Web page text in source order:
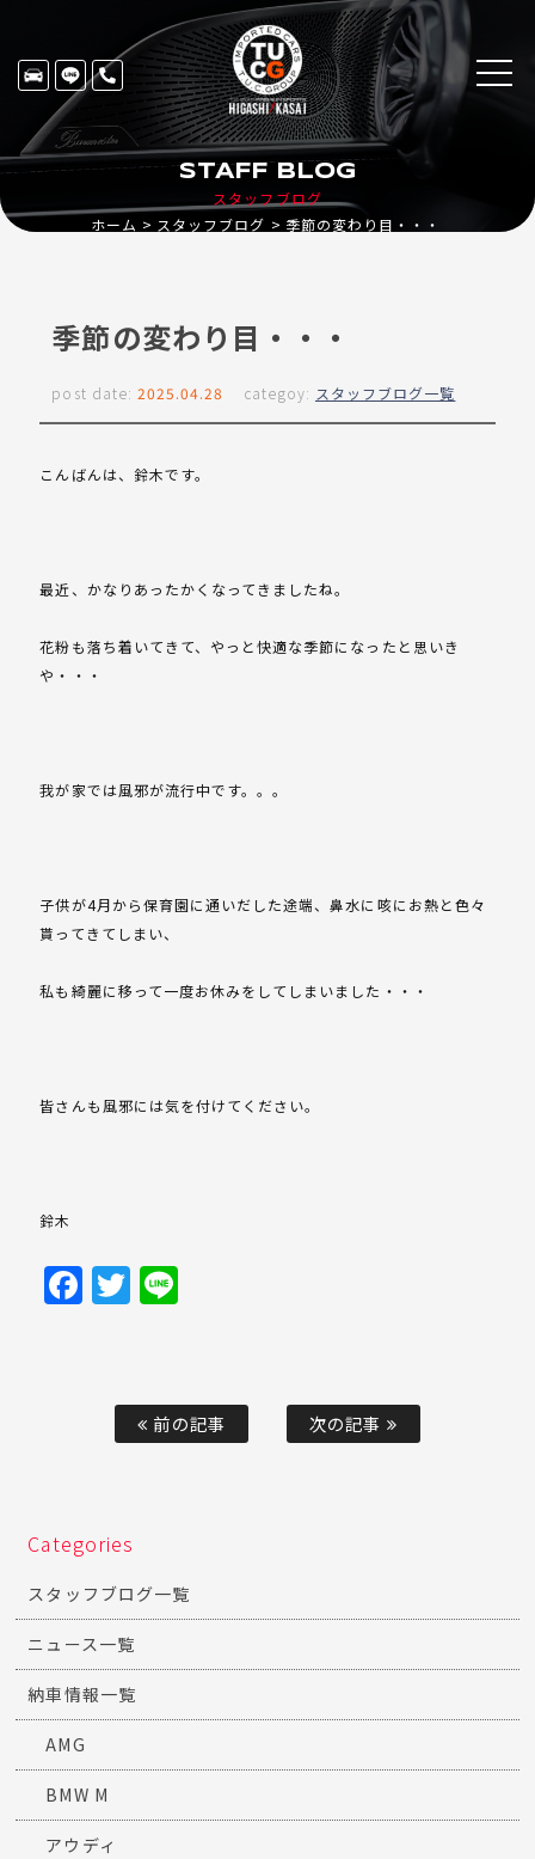
スタッフブログ
STAFF BLOG
ホーム スタッフブログ 季節の変わり目・・・
季節の変わり目・・・
post date: 2025.04.28 categoy: スタッフブログ一覧
こんばんは、鈴木です。
最近、かなりあったかくなってきましたね。
花粉も落ち着いてきて、やっと快適な季節になったと思いき
や・・・
我が家では風邪が流行中です。。。
子供が4月から保育園に通いだした途端、鼻水に咳にお熱と色々
貰ってきてしまい、
私も綺麗に移って一度お休みをしてしまいました・・・
皆さんも風邪には気を付けてください。
鈴木
Facebook
Twitter
前の記事 次の記事
Categories
スタッフブログ一覧
ニュース一覧
納車情報一覧
AMG
BMW M
アウディ